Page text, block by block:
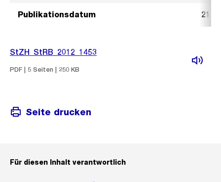
Publikationsdatum 21.
StZH_StRB_2012_1453
PDF | 5 Seiten | 250 KB
Seite drucken
Für diesen Inhalt verantwortlich